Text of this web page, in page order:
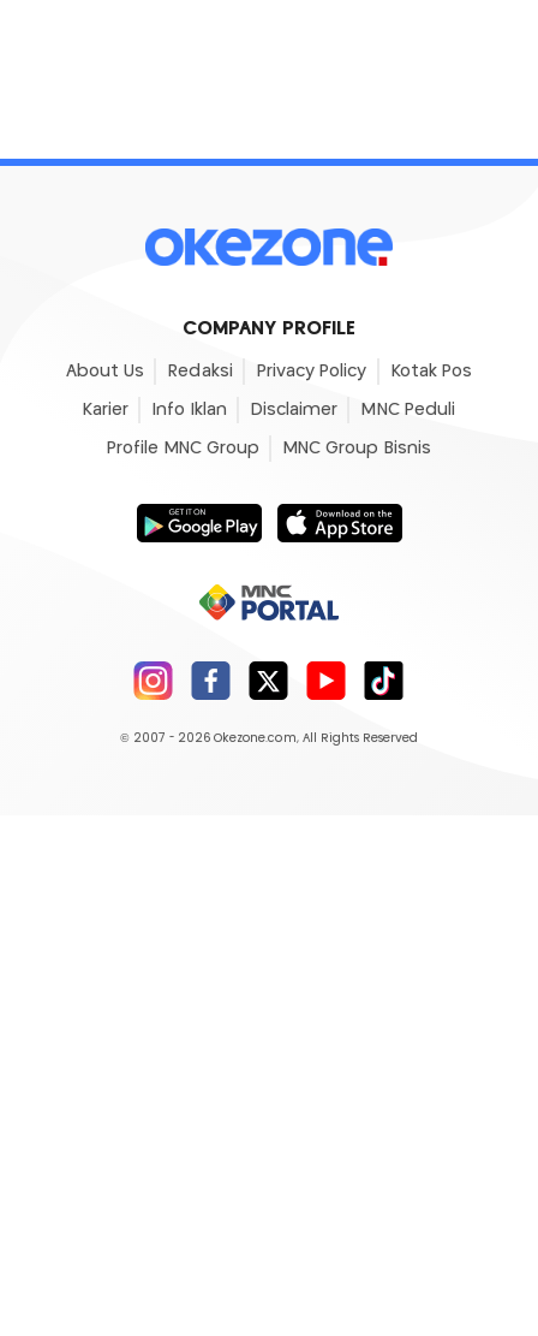
COMPANY PROFILE
About Us Redaksi Privacy Policy Kotak Pos
Karier Info Iklan Disclaimer MNC Peduli
Profile MNC Group MNC Group Bisnis
© 2007 - 2026 Okezone.com, All Rights Reserved